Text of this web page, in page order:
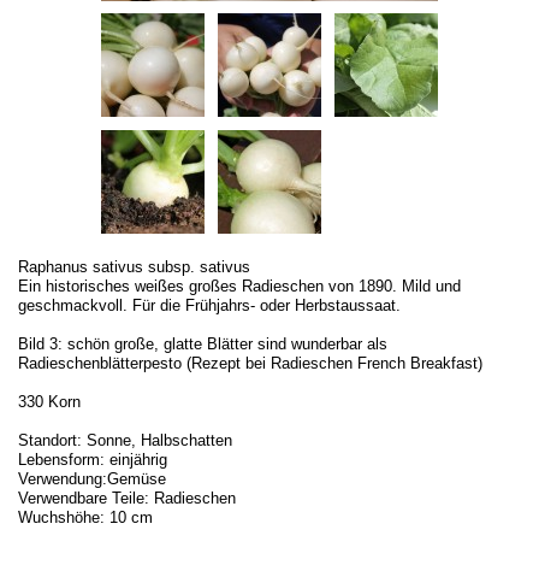
Raphanus sativus subsp. sativus
Ein historisches weißes großes Radieschen von 1890. Mild und
geschmackvoll. Für die Frühjahrs- oder Herbstaussaat.
Bild 3: schön große, glatte Blätter sind wunderbar als
Radieschenblätterpesto (Rezept bei Radieschen French Breakfast)
330 Korn
Standort: Sonne, Halbschatten
Lebensform: einjährig
Verwendung:Gemüse
Verwendbare Teile: Radieschen
Wuchshöhe: 10 cm